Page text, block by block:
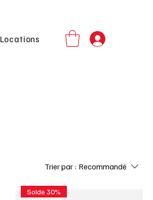
Locations
Trier par : Recommandé
Solde 30%